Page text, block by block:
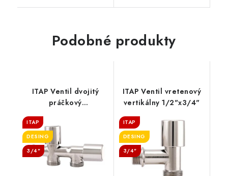
Podobné produkty
ITAP Ventil dvojitý
práčkový
1/2"x3/4"x3/4"
ITAP
DESING
3/4"
ITAP Ventil vretenový
vertikálny 1/2"x3/4"
ITAP
DESING
3/4"